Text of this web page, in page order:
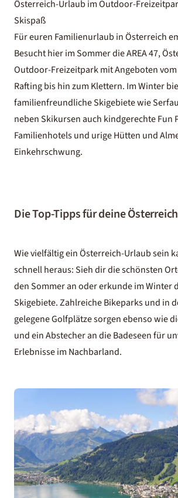
Österreich-Urlaub im Outdoor-
Skispaß
Für euren Familienurlaub in Österreich
Besucht hier im Sommer die AREA 47,
Outdoor-Freizeitpark mit Angeboten
Rafting bis hin zum Klettern. Im Winter
familienfreundliche Skigebiete wie
neben Skikursen auch kindgerechte Fun
Familienhotels und urige Hütten und
Einkehrschwung.
Die Top-Tipps für deine
Wie vielfältig ein Österreich-Urlaub sein
schnell heraus: Sieh dir die schönsten
den Sommer an oder erkunde im Winter
Skigebiete. Zahlreiche Bikeparks und in
gelegene Golfplätze sorgen ebenso wie
und ein Abstecher an die Badeseen für
Erlebnisse im Nachbarland.